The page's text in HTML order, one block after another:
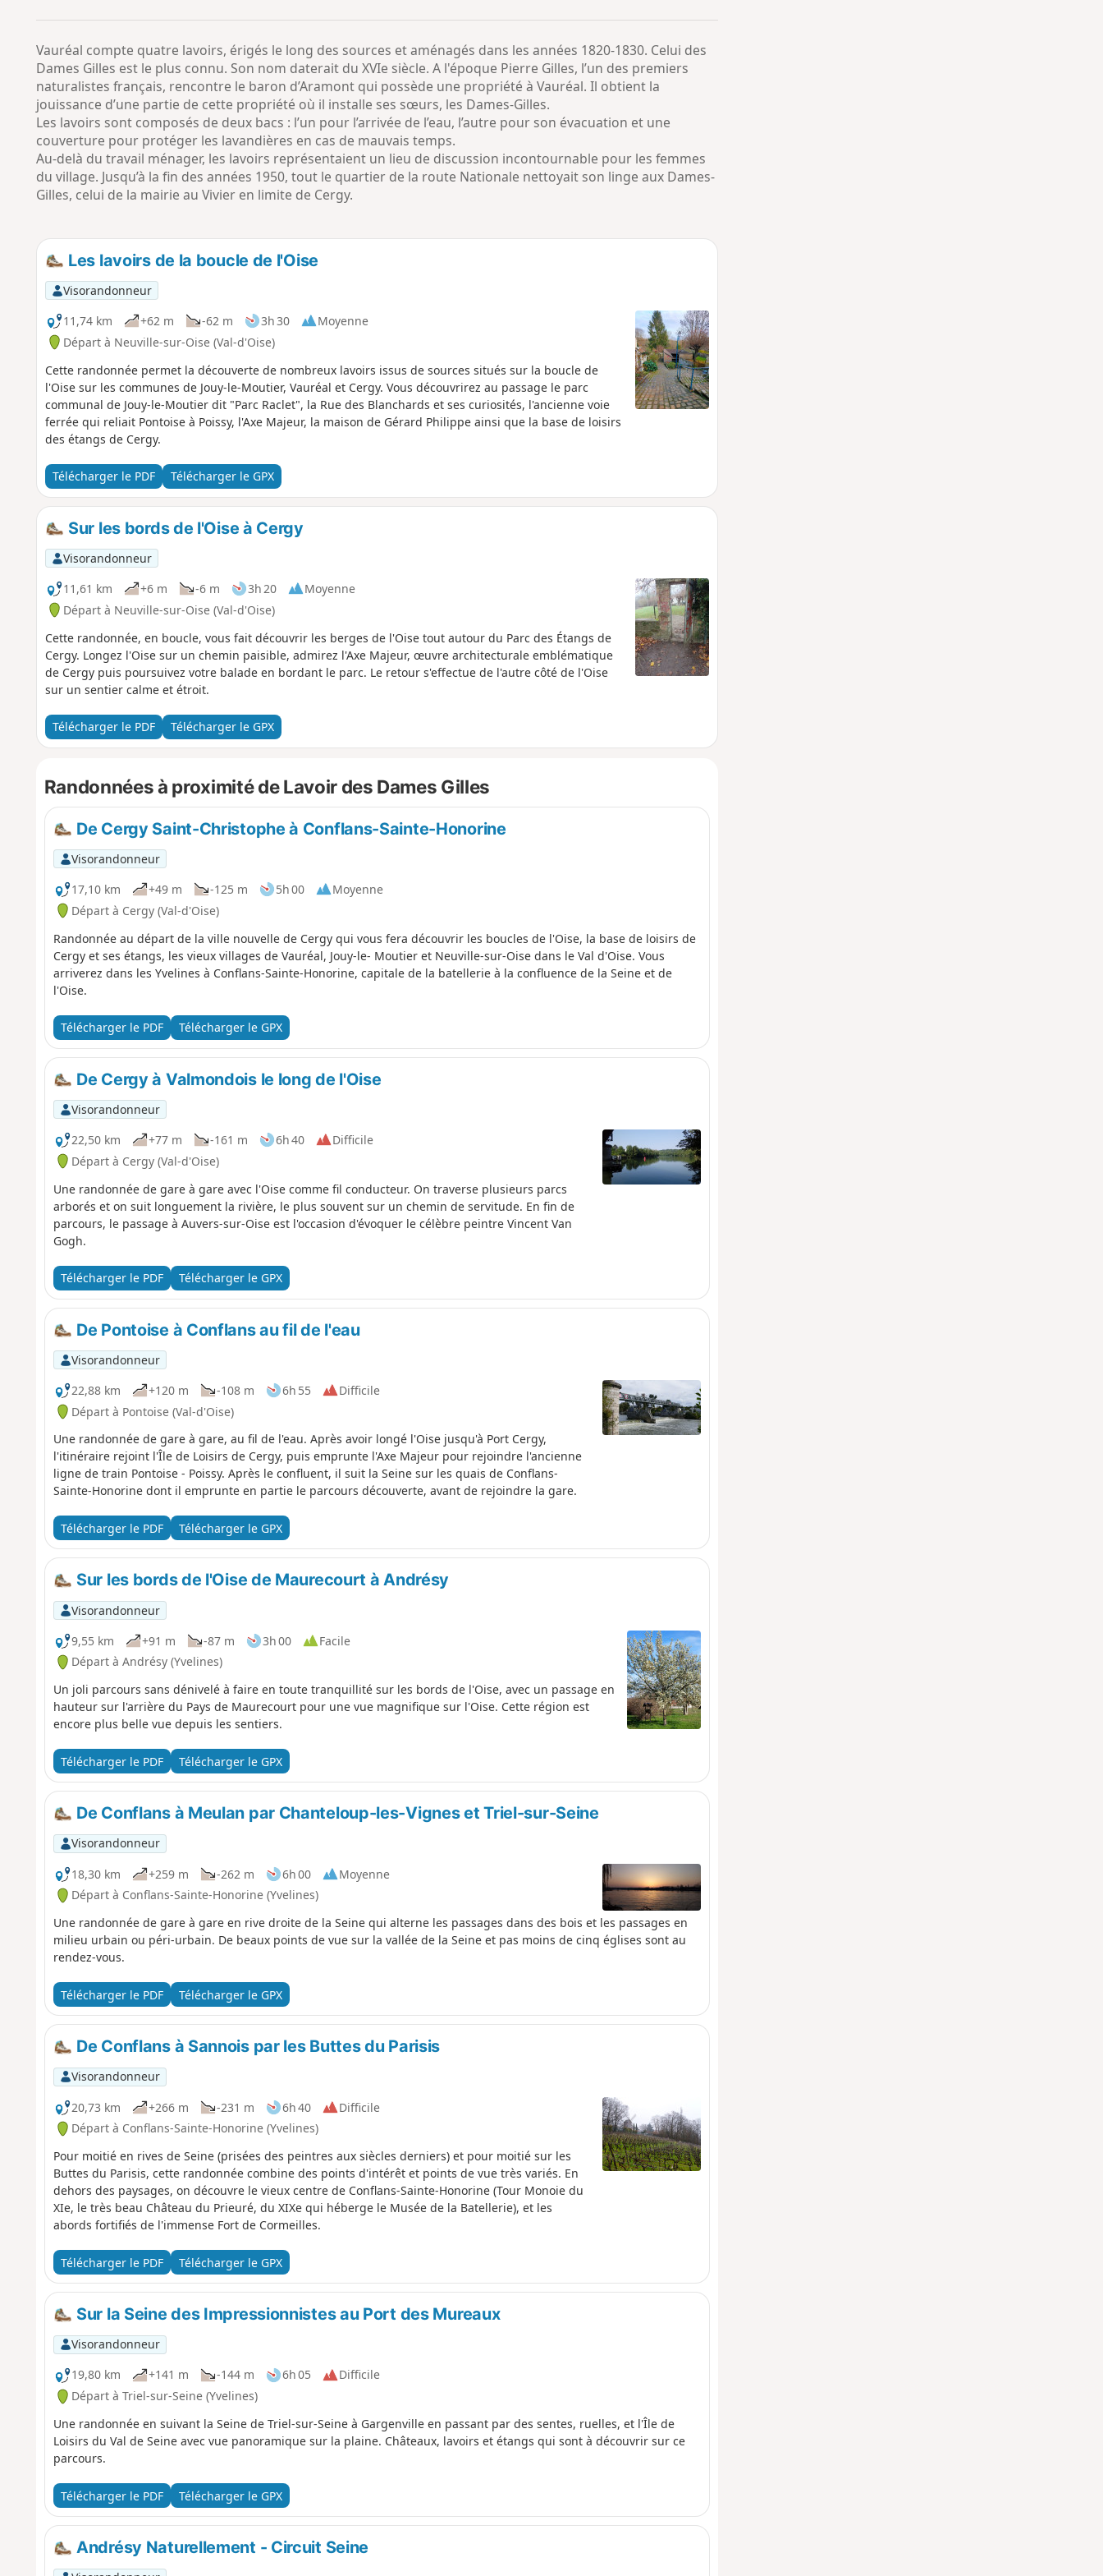
a
p
o
Vauréal compte quatre lavoirs, érigés le long des sources et aménagés dans les années 1820-1830. Celui des
Dames Gilles est le plus connu. Son nom daterait du XVIe siècle. A l'époque Pierre Gilles, l’un des premiers
naturalistes français, rencontre le baron d’Aramont qui possède une propriété à Vauréal. Il obtient la
jouissance d’une partie de cette propriété où il installe ses sœurs, les Dames-Gilles.
Les lavoirs sont composés de deux bacs : l’un pour l’arrivée de l’eau, l’autre pour son évacuation et une
couverture pour protéger les lavandières en cas de mauvais temps.
Au-delà du travail ménager, les lavoirs représentaient un lieu de discussion incontournable pour les femmes
du village. Jusqu’à la fin des années 1950, tout le quartier de la route Nationale nettoyait son linge aux Dames-
Gilles, celui de la mairie au Vivier en limite de Cergy.
Les lavoirs de la boucle de l'Oise
Visorandonneur
11,74 km
+62 m -62 m 3h 30
Moyenne
Départ à Neuville-sur-Oise (Val-d'Oise)
Cette randonnée permet la découverte de nombreux lavoirs issus de sources situés sur la boucle de
l'Oise sur les communes de Jouy-le-Moutier, Vauréal et Cergy. Vous découvrirez au passage le parc
communal de Jouy-le-Moutier dit "Parc Raclet", la Rue des Blanchards et ses curiosités, l'ancienne voie
ferrée qui reliait Pontoise à Poissy, l'Axe Majeur, la maison de Gérard Philippe ainsi que la base de loisirs
des étangs de Cergy.
Télécharger le PDF Télécharger le GPX
Sur les bords de l'Oise à Cergy
Visorandonneur
11,61 km
+6 m -6 m 3h 20
Moyenne
Départ à Neuville-sur-Oise (Val-d'Oise)
Cette randonnée, en boucle, vous fait découvrir les berges de l'Oise tout autour du Parc des Étangs de
Cergy. Longez l'Oise sur un chemin paisible, admirez l'Axe Majeur, œuvre architecturale emblématique
de Cergy puis poursuivez votre balade en bordant le parc. Le retour s'effectue de l'autre côté de l'Oise
sur un sentier calme et étroit.
Télécharger le PDF Télécharger le GPX
Randonnées à proximité de Lavoir des Dames Gilles
De Cergy Saint-Christophe à Conflans-Sainte-Honorine
Visorandonneur
17,10 km
+49 m -125 m 5h 00
Moyenne
Départ à Cergy (Val-d'Oise)
Randonnée au départ de la ville nouvelle de Cergy qui vous fera découvrir les boucles de l'Oise, la base de loisirs de
Cergy et ses étangs, les vieux villages de Vauréal, Jouy-le- Moutier et Neuville-sur-Oise dans le Val d'Oise. Vous
arriverez dans les Yvelines à Conflans-Sainte-Honorine, capitale de la batellerie à la confluence de la Seine et de
l'Oise.
Télécharger le PDF Télécharger le GPX
De Cergy à Valmondois le long de l'Oise
Visorandonneur
22,50 km
+77 m -161 m 6h 40
Difficile
Départ à Cergy (Val-d'Oise)
Une randonnée de gare à gare avec l'Oise comme fil conducteur. On traverse plusieurs parcs
arborés et on suit longuement la rivière, le plus souvent sur un chemin de servitude. En fin de
parcours, le passage à Auvers-sur-Oise est l'occasion d'évoquer le célèbre peintre Vincent Van
Gogh.
Télécharger le PDF Télécharger le GPX
De Pontoise à Conflans au fil de l'eau
Visorandonneur
22,88 km
+120 m -108 m 6h 55
Difficile
Départ à Pontoise (Val-d'Oise)
Une randonnée de gare à gare, au fil de l'eau. Après avoir longé l'Oise jusqu'à Port Cergy,
l'itinéraire rejoint l'Île de Loisirs de Cergy, puis emprunte l'Axe Majeur pour rejoindre l'ancienne
ligne de train Pontoise - Poissy. Après le confluent, il suit la Seine sur les quais de Conflans-
Sainte-Honorine dont il emprunte en partie le parcours découverte, avant de rejoindre la gare.
Télécharger le PDF Télécharger le GPX
Sur les bords de l'Oise de Maurecourt à Andrésy
Visorandonneur
9,55 km
+91 m -87 m 3h 00
Facile
Départ à Andrésy (Yvelines)
Un joli parcours sans dénivelé à faire en toute tranquillité sur les bords de l'Oise, avec un passage en
hauteur sur l'arrière du Pays de Maurecourt pour une vue magnifique sur l'Oise. Cette région est
encore plus belle vue depuis les sentiers.
Télécharger le PDF Télécharger le GPX
De Conflans à Meulan par Chanteloup-les-Vignes et Triel-sur-Seine
Visorandonneur
18,30 km
+259 m -262 m 6h 00
Moyenne
Départ à Conflans-Sainte-Honorine (Yvelines)
Une randonnée de gare à gare en rive droite de la Seine qui alterne les passages dans des bois et les passages en
milieu urbain ou péri-urbain. De beaux points de vue sur la vallée de la Seine et pas moins de cinq églises sont au
rendez-vous.
Télécharger le PDF Télécharger le GPX
De Conflans à Sannois par les Buttes du Parisis
Visorandonneur
20,73 km
+266 m -231 m 6h 40
Difficile
Départ à Conflans-Sainte-Honorine (Yvelines)
Pour moitié en rives de Seine (prisées des peintres aux siècles derniers) et pour moitié sur les
Buttes du Parisis, cette randonnée combine des points d'intérêt et points de vue très variés. En
dehors des paysages, on découvre le vieux centre de Conflans-Sainte-Honorine (Tour Monoie du
XIe, le très beau Château du Prieuré, du XIXe qui héberge le Musée de la Batellerie), et les
abords fortifiés de l'immense Fort de Cormeilles.
Télécharger le PDF Télécharger le GPX
Sur la Seine des Impressionnistes au Port des Mureaux
Visorandonneur
19,80 km
+141 m -144 m 6h 05
Difficile
Départ à Triel-sur-Seine (Yvelines)
Une randonnée en suivant la Seine de Triel-sur-Seine à Gargenville en passant par des sentes, ruelles, et l'Île de
Loisirs du Val de Seine avec vue panoramique sur la plaine. Châteaux, lavoirs et étangs qui sont à découvrir sur ce
parcours.
Télécharger le PDF Télécharger le GPX
Andrésy Naturellement - Circuit Seine